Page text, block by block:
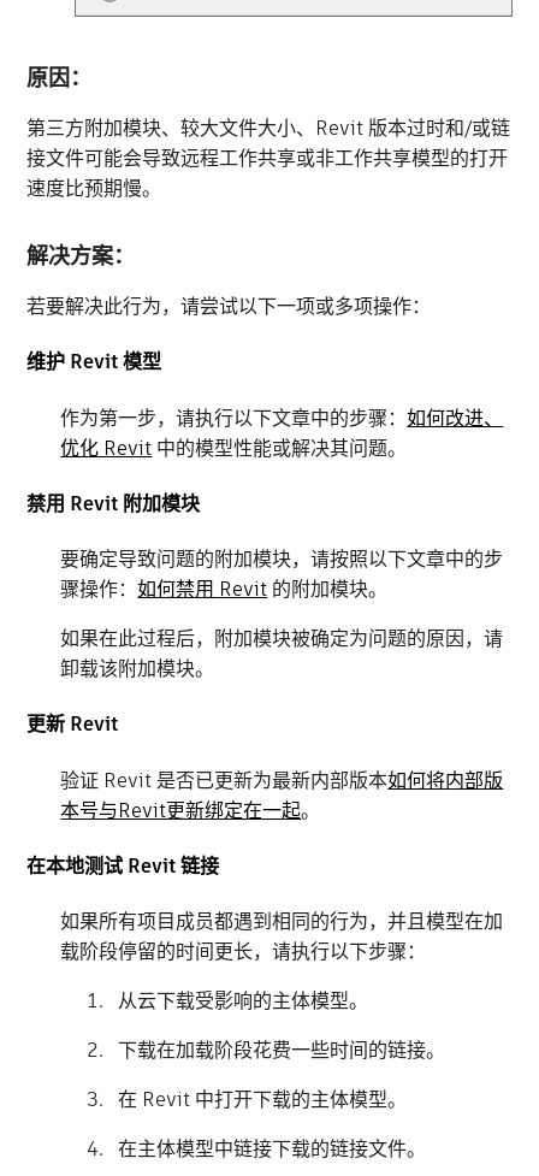
原因：
第三方附加模块、较大文件大小、Revit 版本过时和/或链
接文件可能会导致远程工作共享或非工作共享模型的打开
速度比预期慢。
解决方案：
若要解决此行为，请尝试以下一项或多项操作：
维护 Revit 模型
作为第一步，请执行以下文章中的步骤：如何改进、
优化 Revit 中的模型性能或解决其问题。
禁用 Revit 附加模块
要确定导致问题的附加模块，请按照以下文章中的步
骤操作：如何禁用 Revit 的附加模块。
如果在此过程后，附加模块被确定为问题的原因，请
卸载该附加模块。
更新 Revit
验证 Revit 是否已更新为最新内部版本如何将内部版
本号与Revit更新绑定在一起。
在本地测试 Revit 链接
如果所有项目成员都遇到相同的行为，并且模型在加
载阶段停留的时间更长，请执行以下步骤：
从云下载受影响的主体模型。
下载在加载阶段花费一些时间的链接。
在 Revit 中打开下载的主体模型。
在主体模型中链接下载的链接文件。